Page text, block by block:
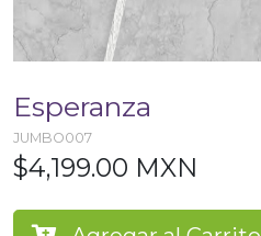
Esperanza
JUMBO007
$4,199.00 MXN